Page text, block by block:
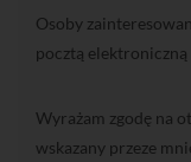
Osoby
pocztą
Wyrażam zgodę na
wskazany przeze